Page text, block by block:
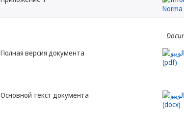
Полная версия документа
Основной текст документа